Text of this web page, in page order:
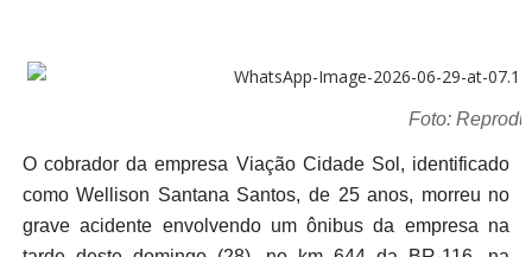
Foto:
O cobrador da empresa Viação Cidade Sol, identificado
como Wellison Santana Santos, de 25 anos, morreu no
grave acidente envolvendo um ônibus da empresa na